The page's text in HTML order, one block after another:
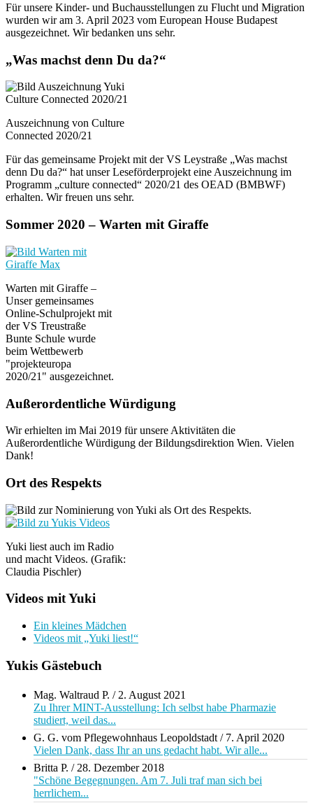
Für unsere Kinder- und Buchausstellungen zu Flucht und Migration
wurden wir am 3. April 2023 vom European House Budapest
ausgezeichnet. Wir bedanken uns sehr.
„Was machst denn Du da?“
Auszeichnung von Culture
Connected 2020/21
Für das gemeinsame Projekt mit der VS Leystraße „Was machst
denn Du da?“ hat unser Leseförderprojekt eine Auszeichnung im
Programm „culture connected“ 2020/21 des OEAD (BMBWF)
erhalten. Wir freuen uns sehr.
Sommer 2020 – Warten mit Giraffe
Warten mit Giraffe –
Unser gemeinsames
Online-Schulprojekt mit
der VS Treustraße
Bunte Schule wurde
beim Wettbewerb
"projekteuropa
2020/21" ausgezeichnet.
Außerordentliche Würdigung
Wir erhielten im Mai 2019 für unsere Aktivitäten die
Außerordentliche Würdigung der Bildungsdirektion Wien. Vielen
Dank!
Ort des Respekts
Yuki liest auch im Radio
und macht Videos. (Grafik:
Claudia Pischler)
Videos mit Yuki
Ein kleines Mädchen
Videos mit „Yuki liest!“
Yukis Gästebuch
Mag. Waltraud P. / 2. August 2021
Zu Ihrer MINT-Ausstellung: Ich selbst habe Pharmazie
studiert, weil das...
G. G. vom Pflegewohnhaus Leopoldstadt / 7. April 2020
Vielen Dank, dass Ihr an uns gedacht habt. Wir alle...
Britta P. / 28. Dezember 2018
"Schöne Begegnungen. Am 7. Juli traf man sich bei
herrlichem...